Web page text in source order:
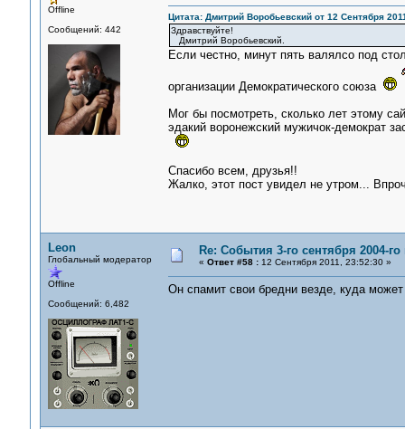
Offline
Сообщений: 442
Цитата: Дмитрий Воробьевский от 12 Сентября
Здравствуйте!
Дмитрий Воробьевский.
Если честно, минут пять валялсо под
организации Демократического союза
Мог бы посмотреть, сколько лет этому
эдакий воронежский мужичок-демократ
Спасибо всем, друзья!!
Жалко, этот пост увидел не утром...
Leon
Глобальный модератор
Offline
Сообщений: 6,482
Re: События 3-го сентября 2004-
« Ответ #58 :12 Сентября 2011, 23:52:30 »
Он спамит свои бредни везде, куда может